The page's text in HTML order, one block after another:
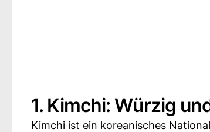
1. Kimchi: Würzig
Kimchi ist ein koreanisches